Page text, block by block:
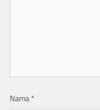
Nama *